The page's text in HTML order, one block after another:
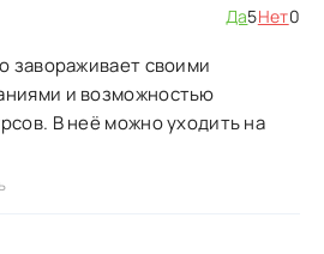
Да5Нет0
завораживает своими
и возможностью
В неё можно уходить на